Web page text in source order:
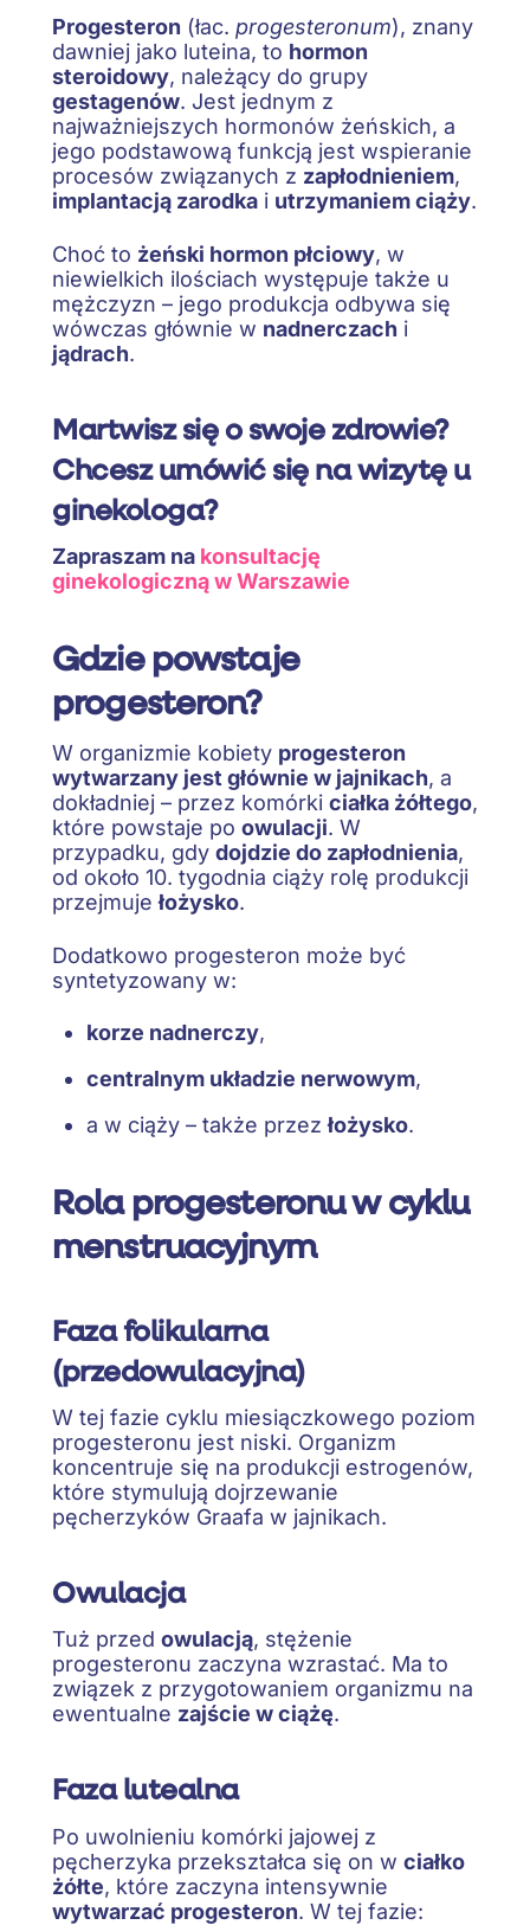
Progesteron (łac. progesteronum), znany
dawniej jako luteina, to hormon
steroidowy, należący do grupy
gestagenów. Jest jednym z
najważniejszych hormonów żeńskich, a
jego podstawową funkcją jest wspieranie
procesów związanych z zapłodnieniem,
implantacją zarodka i utrzymaniem ciąży.
Choć to żeński hormon płciowy, w
niewielkich ilościach występuje także u
mężczyzn – jego produkcja odbywa się
wówczas głównie w nadnerczach i
jądrach.
Martwisz się o swoje zdrowie?
Chcesz umówić się na wizytę u
ginekologa?
Zapraszam na konsultację
ginekologiczną w Warszawie
Gdzie powstaje
progesteron?
W organizmie kobiety progesteron
wytwarzany jest głównie w jajnikach, a
dokładniej – przez komórki ciałka żółtego,
które powstaje po owulacji. W
przypadku, gdy dojdzie do zapłodnienia,
od około 10. tygodnia ciąży rolę produkcji
przejmujełożysko.
Dodatkowo progesteron może być
syntetyzowany w:
korze nadnerczy,
centralnym układzie nerwowym,
a w ciąży – także przezłożysko.
Rola progesteronu w cyklu
menstruacyjnym
Faza folikularna
(przedowulacyjna)
W tej fazie cyklu miesiączkowego poziom
progesteronu jest niski. Organizm
koncentruje się na produkcji estrogenów,
które stymulują dojrzewanie
pęcherzyków Graafa w jajnikach.
Owulacja
Tuż przed owulacją, stężenie
progesteronu zaczyna wzrastać. Ma to
związek z przygotowaniem organizmu na
ewentualne zajście w ciążę.
Faza lutealna
Po uwolnieniu komórki jajowej z
pęcherzyka przekształca się on w ciałko
żółte, które zaczyna intensywnie
wytwarzać progesteron. W tej fazie: